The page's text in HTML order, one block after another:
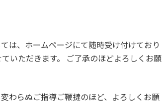
は、ホームページにて随時受け付けており
いただきます。 ご了承のほどよろしくお願
わらぬご指導ご鞭撻のほど、よろしくお願